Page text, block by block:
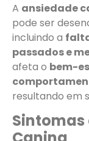
A ansiedade
pode ser
incluindo a
passados e
afeta o bem-
resultando em